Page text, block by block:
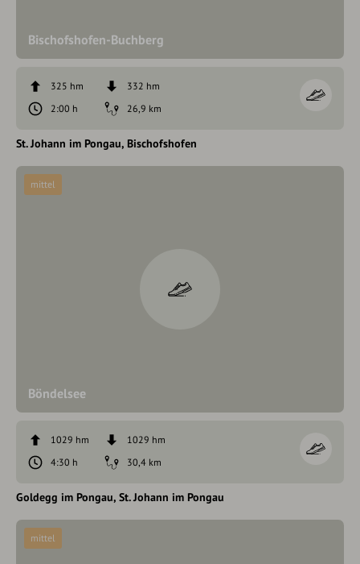
Bischofshofen-Buchberg
325 hm
332 hm
2:00 h
26,9 km
St. Johann im Pongau Bischofshofen
Böndelsee
mittel
1029 hm
1029 hm
4:30 h
30,4 km
Goldegg im Pongau St. Johann im Pongau
mittel